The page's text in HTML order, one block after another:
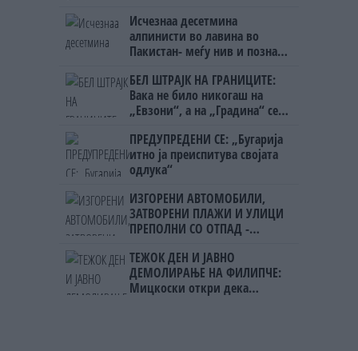
Исчезнаа десетмина
алпинисти во лавина во
Пакистан- меѓу нив и познат
БЕЛ ШТРАЈК НА ГРАНИЦИТЕ:
Вака не било никогаш на
„Евзони“, а на „Градина“ се
ПРЕДУПРЕДЕНИ СЕ: „Бугарија
итно ја преиспитува својата
одлука“
ИЗГОРЕНИ АВТОМОБИЛИ,
ЗАТВОРЕНИ ПЛАЖИ И УЛИЦИ
ПРЕПОЛНИ СО ОТПАД -
мигрантскиот бран кон Сеута
ТЕЖОК ДЕН И ЈАВНО
ДЕМОЛИРАЊЕ НА ФИЛИПЧЕ:
Мицкоски откри дека